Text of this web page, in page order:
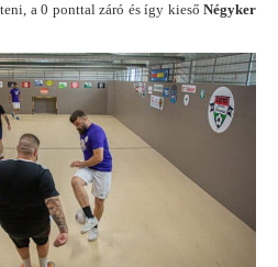
a 0 ponttal záró és így kieső Négyker